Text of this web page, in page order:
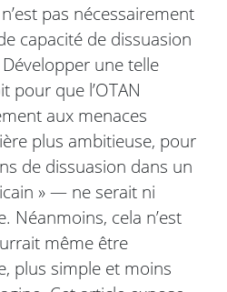
pas nécessairement
capacité de dissuasion
une telle
pour que l’OTAN
aux menaces
plus ambitieuse, pour
de dissuasion dans un
» — ne serait ni
Néanmoins, cela n’est
même être
plus simple et moins